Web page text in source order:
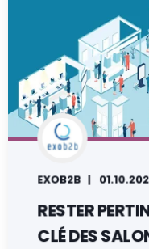
EXOB2B
RESTER
CLÉ DES